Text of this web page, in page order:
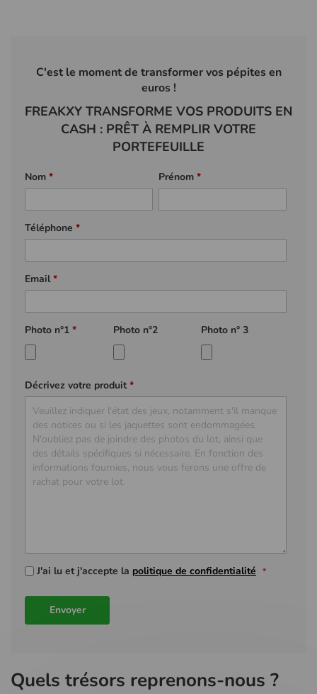
C'est le moment de transformer vos pépites en
euros !
FREAKXY TRANSFORME VOS PRODUITS EN
CASH : PRÊT À REMPLIR VOTRE
PORTEFEUILLE
Nom * Prénom *
Téléphone *
Email*
Photo n°1 * Photo n°2 Photo n° 3
Décrivez votre produit*
J'ai lu et j'accepte la politique de confidentialité
Envoyer
Quels trésors reprenons-nous ?